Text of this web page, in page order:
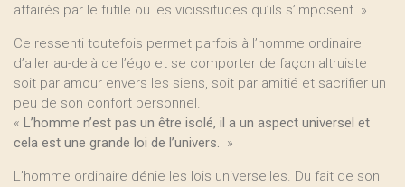
affairés par le futile ou les vicissitudes qu’ils s’imposent. »
Ce ressenti toutefois permet parfois à l’homme ordinaire
d’aller au-delà de l’égo et se comporter de façon altruiste
soit par amour envers les siens, soit par amitié et sacrifier un
peu de son confort personnel.
« L’homme n’est pas un être isolé, il a un aspect universel et
cela est une grande loi de l’univers. »
L’homme ordinaire dénie les lois universelles. Du fait de son